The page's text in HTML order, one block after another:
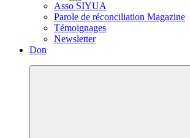
Asso SIYUA
Parole de réconciliation Magazine
Témoignages
Newsletter
Don